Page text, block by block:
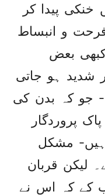
خنکی پیدا کر
و انبساط
بعض
شدید ہو جاتی
جو کہ بدن کی
پروردگار
ہیں- مشکل
لیکن قربان
کے کہ اس نے